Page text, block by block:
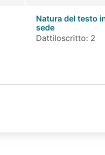
Natura del testo
sede
Dattiloscritto: 2